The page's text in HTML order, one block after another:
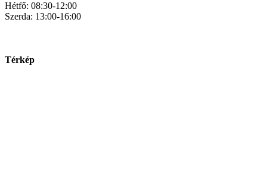
Hétfő: 08:30-12:00
Szerda: 13:00-16:00
Térkép